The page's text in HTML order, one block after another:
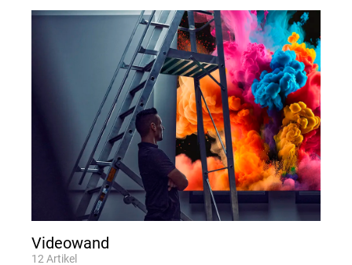
Slide 1 of 3
Videowand
12 Artikel